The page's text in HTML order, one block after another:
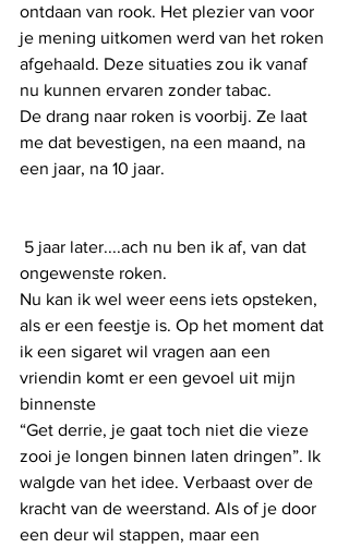
ontdaan van rook. Het plezier van voor
je mening uitkomen werd van het roken
afgehaald. Deze situaties zou ik vanaf
nu kunnen ervaren zonder tabac.
De drang naar roken is voorbij. Ze laat
me dat bevestigen, na een maand, na
een jaar, na 10 jaar.
ongewenste roken.
Nu kan ik wel weer eens iets opsteken,
als er een feestje is. Op het moment dat
ik een sigaret wil vragen aan een
vriendin komt er een gevoel uit mijn
binnenste
“Get derrie, je gaat toch niet die vieze
zooi je longen binnen laten dringen”. Ik
walgde van het idee. Verbaast over de
kracht van de weerstand. Als of je door
een deur wil stappen, maar een